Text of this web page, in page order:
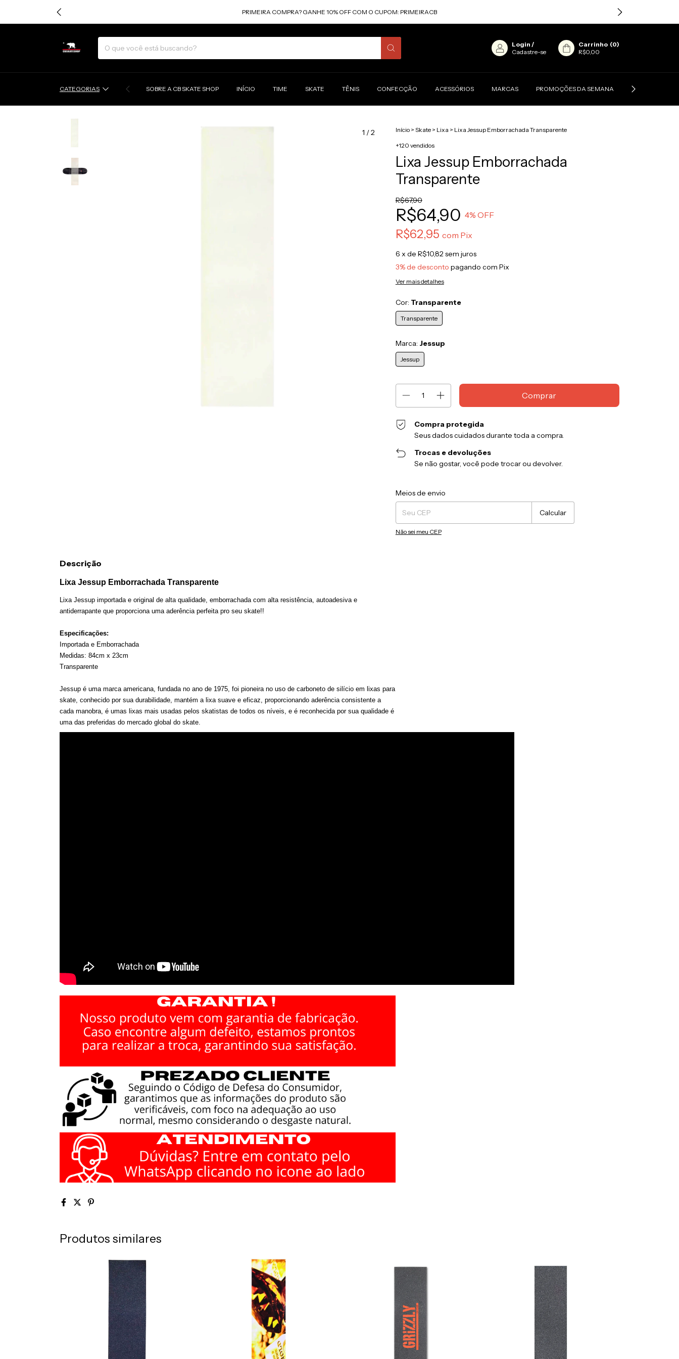
PRIMEIRA COMPRA? GANHE 10% OFF COM O CUPOM: PRIMEIRACB
Login /
Cadastre-se
Carrinho (0)
R$0,00
CATEGORIAS SOBRE A CB SKATE SHOP INÍCIO TIME SKATE TÊNIS CONFECÇÃO ACESSÓRIOS MARCAS PROMOÇÕES DA SEMANA CONTATO
1 /2 Início > Skate > Lixa > Lixa Jessup Emborrachada Transparente
+120 vendidos
Lixa Jessup Emborrachada
Transparente
R$67,90
R$64,90 4% OFF
R$62,95 com Pix
6 x de R$10,82sem juros
3% de desconto pagando com Pix
Ver mais detalhes
Cor: Transparente
Transparente
Marca: Jessup
Jessup
Compra protegida
Seus dados cuidados durante toda a compra.
Trocas e devoluções
Se não gostar, você pode trocar ou devolver.
Entregas para o CEP:
Meios de envio
Calcular
Não sei meu CEP
Descrição
Lixa Jessup Emborrachada Transparente
L ixa Jessup importada e original de alta qualidade, emborrachada com alta resistência, autoadesiva e
antiderrapante que proporciona uma aderência perfeita pro seu skate!!
Especificações:
Importada e Emborrachada
Medidas: 84cm x 23cm
Transparente
Jessup é uma marca americana , fundada no ano de 1975, foi pioneira no uso de carboneto de silício em lixas para
skate, conhecido por sua durabilidade, mantém a lixa suave e eficaz, proporcionando aderência consistente a
cada manobra, é umas lixas mais usadas pelos skatistas de todos os níveis, e é reconhecida por sua qualidade é
uma das preferidas do mercado global do skate.
Produtos similares